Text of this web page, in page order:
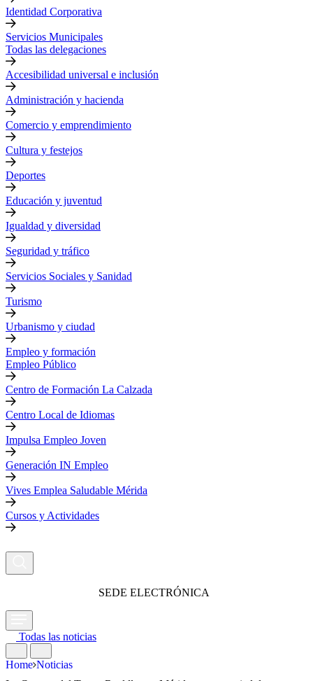
Identidad Corporativa
Servicios Municipales
Todas las delegaciones
Accesibilidad universal e inclusión
Administración y hacienda
Comercio y emprendimiento
Cultura y festejos
Deportes
Educación y juventud
Igualdad y diversidad
Seguridad y tráfico
Servicios Sociales y Sanidad
Turismo
Urbanismo y ciudad
Empleo y formación
Empleo Público
Centro de Formación La Calzada
Centro Local de Idiomas
Impulsa Empleo Joven
Generación IN Empleo
Vives Emplea Saludable Mérida
Cursos y Actividades
SEDE ELECTRÓNICA
Todas las noticias
Home Noticias